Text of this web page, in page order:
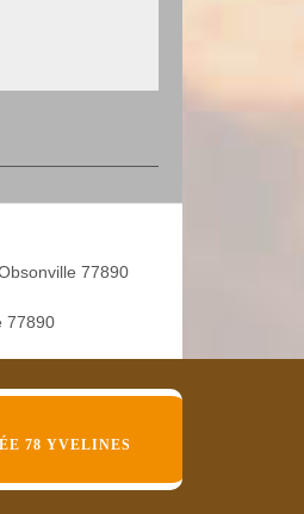
77890
77890
78 YVELINES